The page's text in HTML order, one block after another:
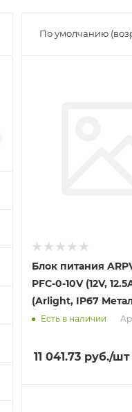
По умолчанию
Блок питания
PFC-0-10V (12V,
(Arlight, IP67
Есть в наличии
11 041.73 руб./шт